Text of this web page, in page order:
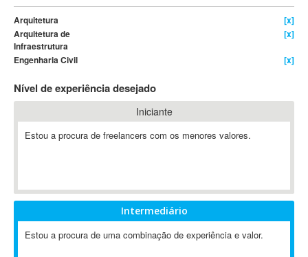
3GSM
4D Dimension
802.11
A&P
A2Billing
Ab Initio
ABIS
AbleCommerce
Ableton
Arquitetura
[x]
Arquitetura de
Infraestrutura
[x]
Engenharia Civil [x]
Nível de experiência desejado
Iniciante
Estou a procura de freelancers com os menores valores.
Intermediário
Estou a procura de uma combinação de experiência e valor.